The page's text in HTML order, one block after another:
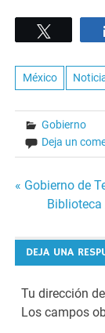
México
Gobierno
Deja un
entradas
« Gobierno de
DEJA UNA
Tu dirección
Los campos